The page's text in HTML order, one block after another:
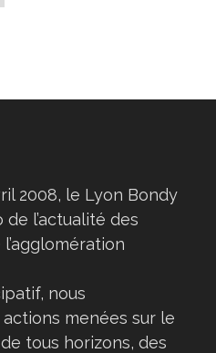
2008, le Lyon Bondy
de l’actualité des
nous
menées sur le
tous horizons, des